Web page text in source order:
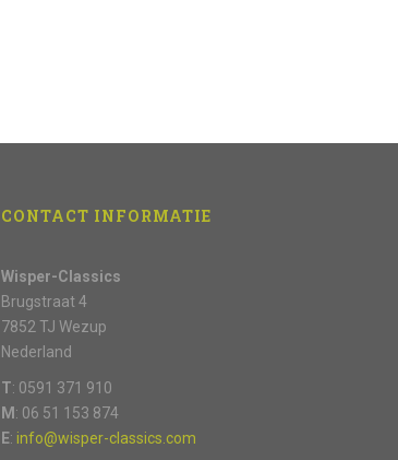
CONTACT INFORMATIE
Wisper-Classics
Brugstraat 4
7852 TJ Wezup
Nederland
T: 0591 371 910
M : 06 51 153 874
E: info@wisper-classics.com